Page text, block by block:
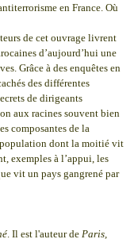
en France. Où
de cet ouvrage livrent
d’aujourd’hui une
Grâce à des enquêtes en
des différentes
de dirigeants
aux racines souvent bien
composantes de la
population dont la moitié vit
exemples à l’appui, les
vit un pays gangrené par
. Il est l'auteur de Paris,